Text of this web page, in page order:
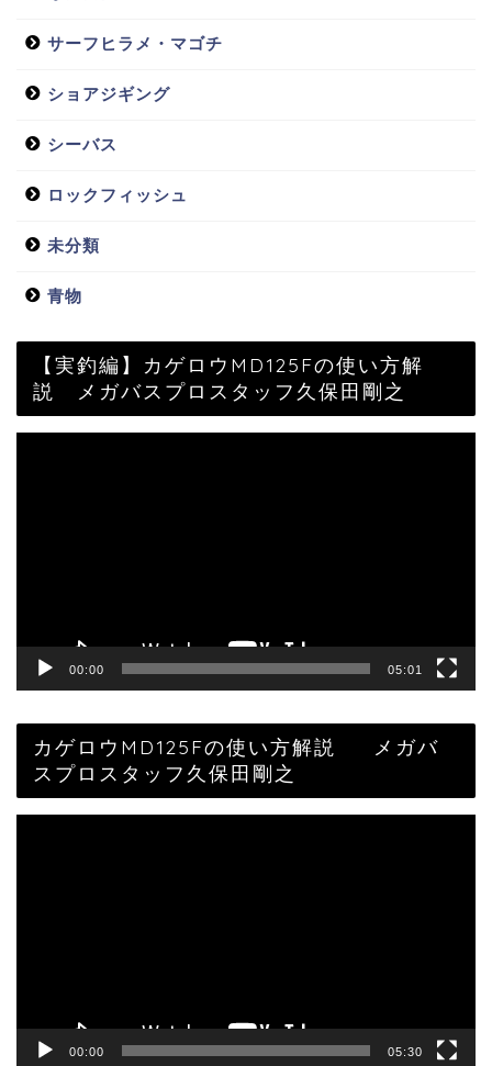
サーフヒラメ・マゴチ
ショアジギング
シーバス
ロックフィッシュ
未分類
青物
【実釣編】カゲロウMD125Fの使い方解
説 メガバスプロスタッフ久保田剛之
00:00 05:01
カゲロウMD125Fの使い方解説 メガバ
スプロスタッフ久保田剛之
00:00 05:30